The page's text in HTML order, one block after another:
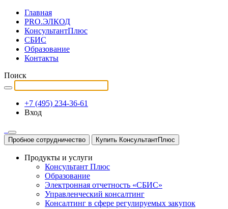
Главная
PRO.ЭЛКОД
КонсультантПлюс
СБИС
Образование
Контакты
Поиск
+7 (495) 234-36-61
Вход
Пробное сотрудничество Купить КонсультантПлюс
Продукты и услуги
Консультант Плюс
Образование
Электронная отчетность «СБИС»
Управленческий консалтинг
Консалтинг в сфере регулируемых закупок